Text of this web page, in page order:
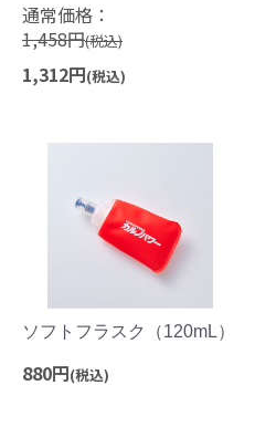
通常価格：
1,458円(税込)
1,312円(税込)
ソフトフラスク（120mL）
880円(税込)